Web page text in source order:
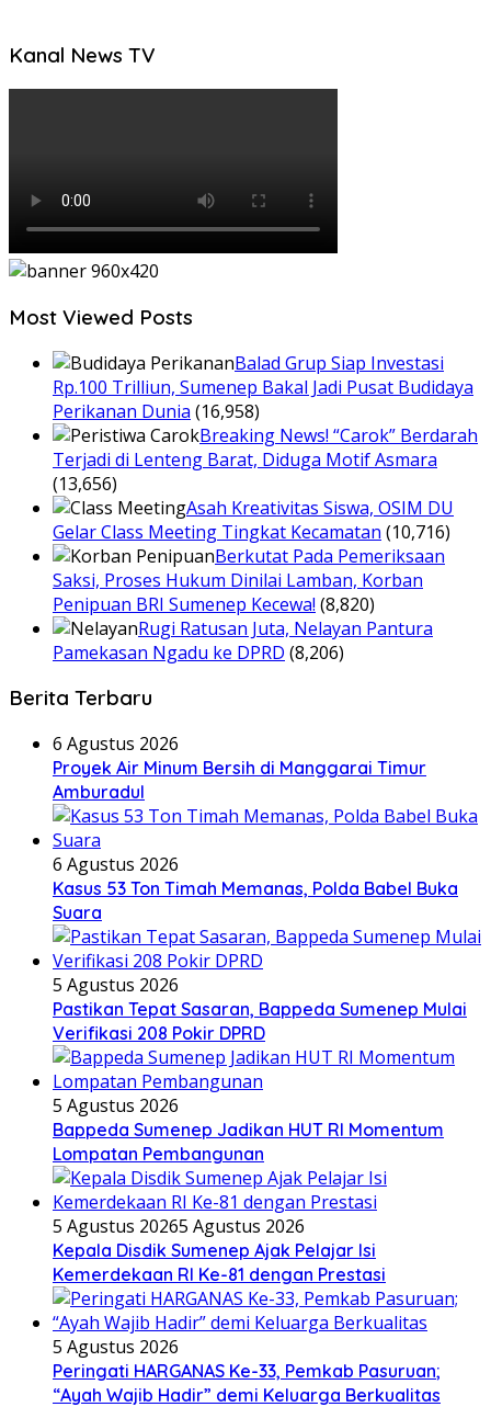
Kanal News TV
Most Viewed Posts
Balad Grup Siap Investasi
Rp.100 Trilliun, Sumenep Bakal Jadi Pusat Budidaya
Perikanan Dunia (16,958)
Breaking News! “Carok” Berdarah
Terjadi di Lenteng Barat, Diduga Motif Asmara
(13,656)
Asah Kreativitas Siswa, OSIM DU
Gelar Class Meeting Tingkat Kecamatan (10,716)
Berkutat Pada Pemeriksaan
Saksi, Proses Hukum Dinilai Lamban, Korban
Penipuan BRI Sumenep Kecewa! (8,820)
Rugi Ratusan Juta, Nelayan Pantura
Pamekasan Ngadu ke DPRD (8,206)
Berita Terbaru
6 Agustus 2026
Proyek Air Minum Bersih di Manggarai Timur
Amburadul
6 Agustus 2026
Kasus 53 Ton Timah Memanas, Polda Babel Buka
Suara
5 Agustus 2026
Pastikan Tepat Sasaran, Bappeda Sumenep Mulai
Verifikasi 208 Pokir DPRD
5 Agustus 2026
Bappeda Sumenep Jadikan HUT RI Momentum
Lompatan Pembangunan
5 Agustus 20265 Agustus 2026
Kepala Disdik Sumenep Ajak Pelajar Isi
Kemerdekaan RI Ke-81 dengan Prestasi
5 Agustus 2026
Peringati HARGANAS Ke-33, Pemkab Pasuruan;
“Ayah Wajib Hadir” demi Keluarga Berkualitas